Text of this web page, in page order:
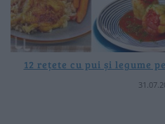
12 rețete cu pui și legume